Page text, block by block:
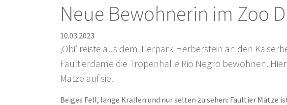
Neue Bewohnerin im Zoo
10.03.2023
‚Obi‘ reiste aus dem Tierpark Herberstein an den
Faultierdame die Tropenhalle Rio Negro bewohnen.
Matze auf sie.
Beiges Fell, lange Krallen und nur selten zu sehen: Faultier Matze